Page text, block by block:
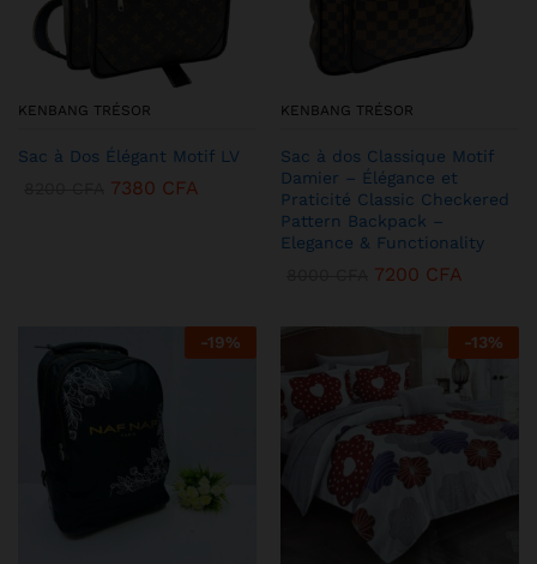
KENBANG TRÉSOR
Sac à Dos Élégant Motif LV
7380 CFA
KENBANG TRÉSOR
Sac à dos Classique Motif
Damier – Élégance et
Praticité Classic Checkered
Pattern Backpack –
Elegance & Functionality
7200 CFA
-19% -13%